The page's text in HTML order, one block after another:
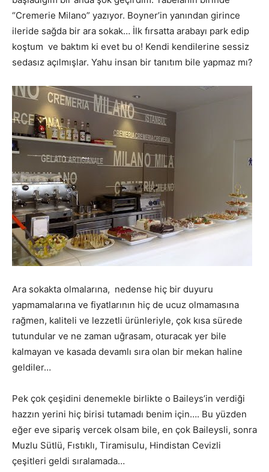
“Cremerie Milano” yazıyor. Boyner’in yanından girince
ileride sağda bir ara sokak… İlk fırsatta arabayı park edip
koştum ve baktım ki evet bu o! Kendi kendilerine sessiz
sedasız açılmışlar. Yahu insan bir tanıtım bile yapmaz mı?
Ara sokakta olmalarına, nedense hiç bir duyuru
yapmamalarına ve fiyatlarının hiç de ucuz olmamasına
rağmen, kaliteli ve lezzetli ürünleriyle, çok kısa sürede
tutundular ve ne zaman uğrasam, oturacak yer bile
kalmayan ve kasada devamlı sıra olan bir mekan haline
geldiler…
Pek çok çeşidini denemekle birlikte o Baileys’in verdiği
hazzın yerini hiç birisi tutamadı benim için…. Bu yüzden
eğer eve sipariş vercek olsam bile, en çok Baileysli, sonra
Muzlu Sütlü, Fıstıklı, Tiramisulu, Hindistan Cevizli
çeşitleri geldi sıralamada…